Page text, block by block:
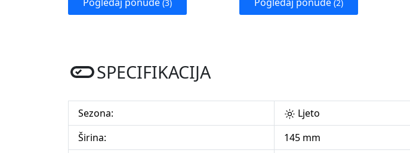
(3) (2)
SPECIFIKACIJA
Sezona:
Ljeto
Širina:
145 mm